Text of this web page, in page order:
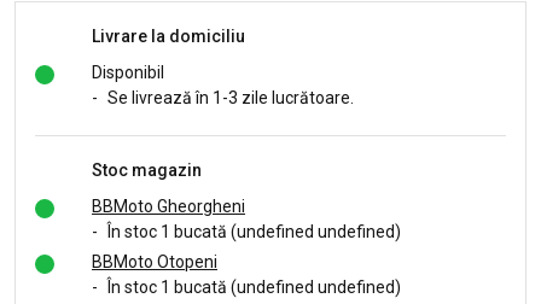
Livrare la domiciliu
Disponibil
- Se livrează în 1-3 zile lucrătoare.
Stoc magazin
BBMoto Gheorgheni
-
În stoc 1 bucată (undefined undefined)
BBMoto Otopeni
-
În stoc 1 bucată (undefined undefined)